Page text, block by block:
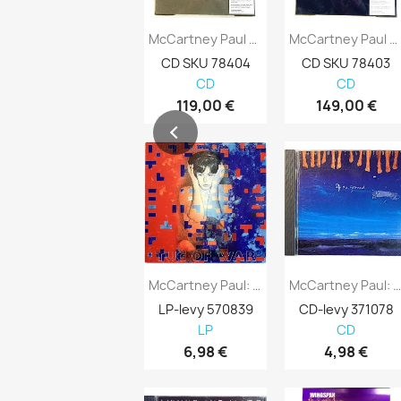
McCartney Paul CD Pipes Of Peace DVD + 2CD...
CD SKU 78404
CD
119,00 €
McCartney Paul: Tug Of War Kansi EX Levy...
LP-levy 570839
LP
6,98 €
McCartney Paul CD Tug Of War DVD + 3CD...
CD SKU 78403
CD
149,00 €
McCartney Paul: Off The Ground Kansi EX...
CD-levy 371078
CD
4,98 €